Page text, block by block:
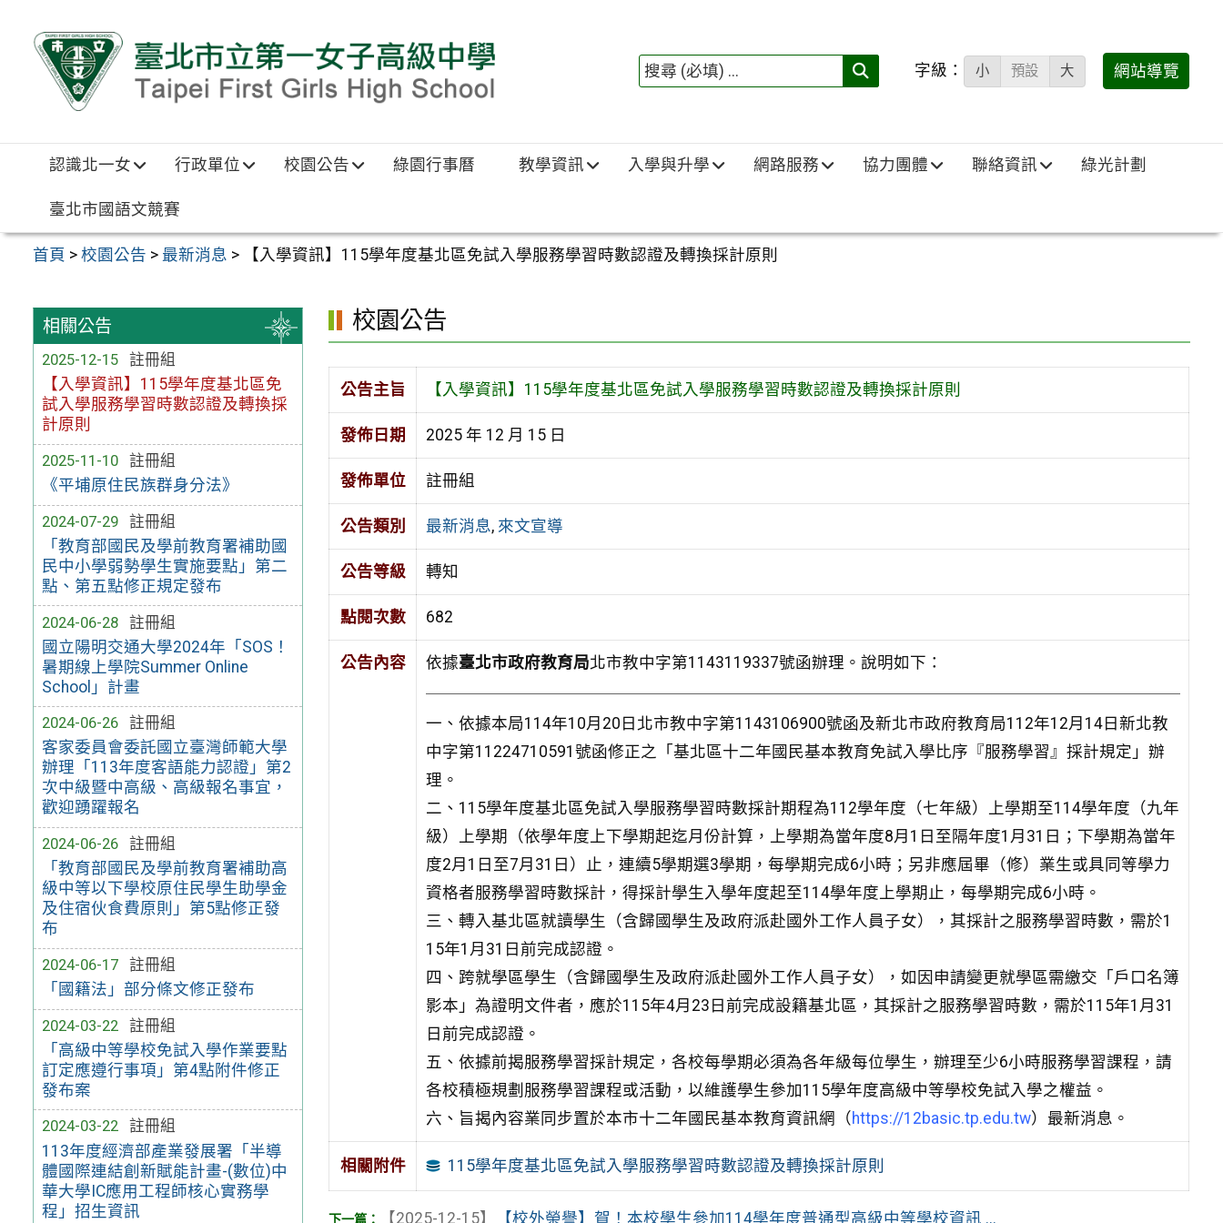
搜
填)：
字級： 小 預設 大 網站導覽
認識北一女 行政單位 校園公告 綠園行事曆 教學資訊 入學與升學 網路服務 協力團體 聯絡資訊 綠光計劃
臺北市國語文競賽
首頁 >校園公告 > 最新消息 > 【入學資訊】115學年度基北區免試入學服務學習時數認證及轉換採計原則
相關公告
2025-12-15
註冊組
【入學資訊】115學年度基北區免
試入學服務學習時數認證及轉換採
計原則
2025-11-10
註冊組
《平埔原住民族群身分法》
2024-07-29
註冊組
「教育部國民及學前教育署補助國
民中小學弱勢學生實施要點」第二
點、第五點修正規定發布
2024-06-28
註冊組
國立陽明交通大學2024年「SOS！
暑期線上學院Summer Online
School」計畫
2024-06-26
註冊組
客家委員會委託國立臺灣師範大學
辦理「113年度客語能力認證」第2
次中級暨中高級、高級報名事宜，
歡迎踴躍報名
2024-06-26
註冊組
「教育部國民及學前教育署補助高
級中等以下學校原住民學生助學金
及住宿伙食費原則」第5點修正發
布
2024-06-17
註冊組
「國籍法」部分條文修正發布
2024-03-22
註冊組
「高級中等學校免試入學作業要點
訂定應遵行事項」第4點附件修正
發布案
2024-03-22
註冊組
113年度經濟部產業發展署「半導
體國際連結創新賦能計畫-(數位)中
華大學IC應用工程師核心實務學
程」招生資訊
校園公告
公告主旨 【入學資訊】115學年度基北區免試入學服務學習時數認證及轉換採計原則
發佈日期 2025 年 12 月 15 日
發佈單位 註冊組
公告類別 最新消息, 來文宣導
公告等級 轉知
點閱次數 682
公告內容 依據臺北市政府教育局北市教中字第1143119337號函辦理。說明如下：
一、依據本局114年10月20日北市教中字第1143106900號函及新北市政府教育局112年12月14日新北教
中字第11224710591號函修正之「基北區十二年國民基本教育免試入學比序『服務學習』採計規定」辦
理。
二、115學年度基北區免試入學服務學習時數採計期程為112學年度（七年級）上學期至114學年度（九年
級）上學期（依學年度上下學期起迄月份計算，上學期為當年度8月1日至隔年度1月31日；下學期為當年
度2月1日至7月31日）止，連續5學期選3學期，每學期完成6小時；另非應屆畢（修）業生或具同等學力
資格者服務學習時數採計，得採計學生入學年度起至114學年度上學期止，每學期完成6小時。
三、轉入基北區就讀學生（含歸國學生及政府派赴國外工作人員子女），其採計之服務學習時數，需於1
15年1月31日前完成認證。
四、跨就學區學生（含歸國學生及政府派赴國外工作人員子女），如因申請變更就學區需繳交「戶口名簿
影本」為證明文件者，應於115年4月23日前完成設籍基北區，其採計之服務學習時數，需於115年1月31
日前完成認證。
五、依據前揭服務學習採計規定，各校每學期必須為各年級每位學生，辦理至少6小時服務學習課程，請
各校積極規劃服務學習課程或活動，以維護學生參加115學年度高級中等學校免試入學之權益。
六、旨揭內容業同步置於本市十二年國民基本教育資訊網（ https://12basic.tp.edu.tw）最新消息。
相關附件 115學年度基北區免試入學服務學習時數認證及轉換採計原則
【2025-12-15】 【校外榮譽】賀！本校學生參加114學年度普通型高級中等學校資訊 ...